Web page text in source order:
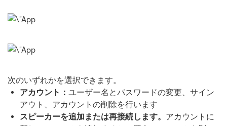
次のいずれかを選択できます。
アカウント： ユーザー名とパスワードの変更、サイン
アウト、アカウントの削除を行います
スピーカーを追加または再接続します。 アカウントに